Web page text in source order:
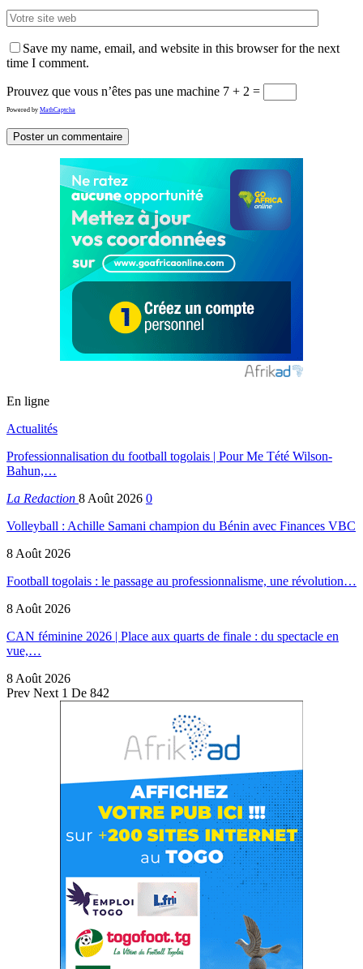
Save my name, email, and website in this browser for the next
time I comment.
Prouvez que vous n’êtes pas une machine 7 + 2 =
Powered by MathCaptcha
En ligne
Actualités
Professionnalisation du football togolais | Pour Me Tété Wilson-
Bahun,…
La Redaction 8 Août 2026 0
Volleyball : Achille Samani champion du Bénin avec Finances VBC
8 Août 2026
Football togolais : le passage au professionnalisme, une révolution…
8 Août 2026
CAN féminine 2026 | Place aux quarts de finale : du spectacle en
vue,…
8 Août 2026
Prev Next 1 De 842